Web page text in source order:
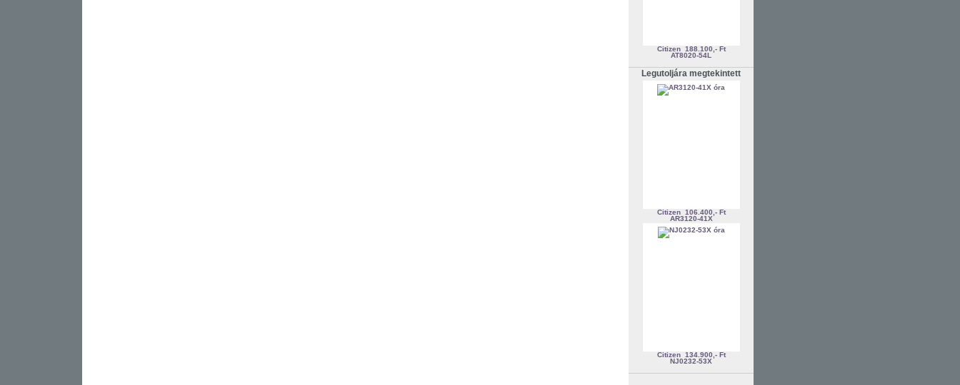
Citizen 188.100,- Ft
AT8020-54L
Legutoljára megtekintett
Citizen 106.400,- Ft
AR3120-41X
Citizen 134.900,- Ft
NJ0232-53X